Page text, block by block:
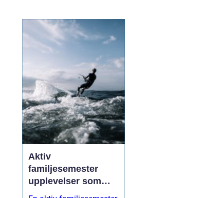
skapa lugn, samtidigt
som tekniken behöver
vara säker, diskret och
lätt att underhålla. När
takhöjden är extrem oc...
Aktiv
familjesemester
upplevelser som
alla i familjen minns